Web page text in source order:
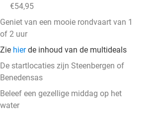
€54,95
Geniet van een mooie rondvaart van 1
of 2 uur
Zie hierde inhoud van de multideals
De startlocaties zijn Steenbergen of
Benedensas
Beleef een gezellige middag op het
water